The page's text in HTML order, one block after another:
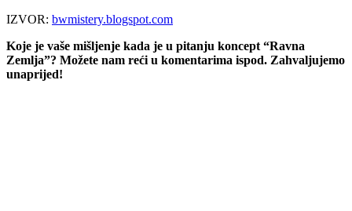
IZVOR: bwmistery.blogspot.com
Koje je vaše mišljenje kada je u pitanju koncept “Ravna
Zemlja”? Možete nam reći u komentarima ispod. Zahvaljujemo
unaprijed!